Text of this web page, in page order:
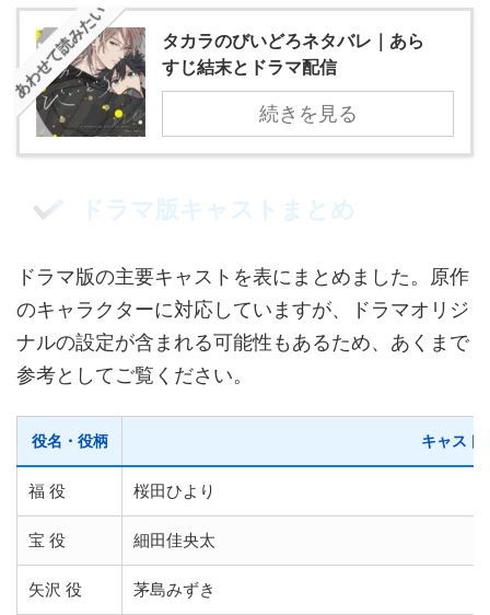
あわせて読みたい
タカラのびいどろネタバレ｜あら
すじ結末とドラマ配信
続きを見る
ドラマ版キャストまとめ
ドラマ版の主要キャストを表にまとめました。原作
のキャラクターに対応していますが、ドラマオリジ
ナルの設定が含まれる可能性もあるため、あくまで
参考としてご覧ください。
役名・役柄 キャスト
福 役 桜田ひより
宝 役 細田佳央太
矢沢 役 茅島みずき